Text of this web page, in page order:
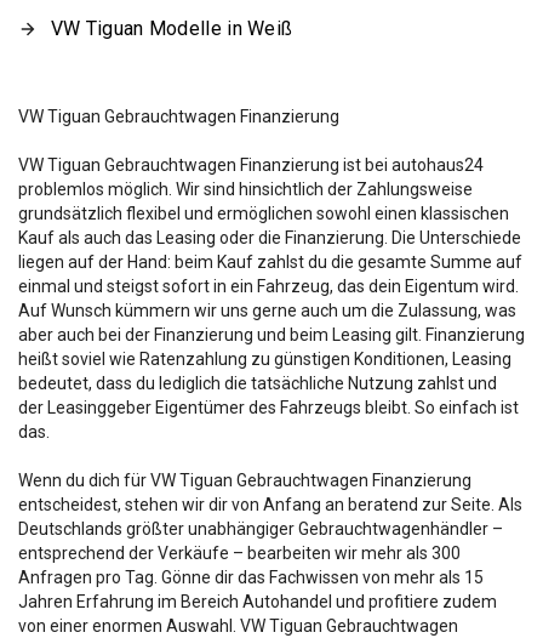
VW Tiguan Modelle in Weiß
VW Tiguan Gebrauchtwagen Finanzierung
VW Tiguan Gebrauchtwagen Finanzierung ist bei autohaus24
problemlos möglich. Wir sind hinsichtlich der Zahlungsweise
grundsätzlich flexibel und ermöglichen sowohl einen klassischen
Kauf als auch das Leasing oder die Finanzierung. Die Unterschiede
liegen auf der Hand: beim Kauf zahlst du die gesamte Summe auf
einmal und steigst sofort in ein Fahrzeug, das dein Eigentum wird.
Auf Wunsch kümmern wir uns gerne auch um die Zulassung, was
aber auch bei der Finanzierung und beim Leasing gilt. Finanzierung
heißt soviel wie Ratenzahlung zu günstigen Konditionen, Leasing
bedeutet, dass du lediglich die tatsächliche Nutzung zahlst und
der Leasinggeber Eigentümer des Fahrzeugs bleibt. So einfach ist
das.
Wenn du dich für VW Tiguan Gebrauchtwagen Finanzierung
entscheidest, stehen wir dir von Anfang an beratend zur Seite. Als
Deutschlands größter unabhängiger Gebrauchtwagenhändler –
entsprechend der Verkäufe – bearbeiten wir mehr als 300
Anfragen pro Tag. Gönne dir das Fachwissen von mehr als 15
Jahren Erfahrung im Bereich Autohandel und profitiere zudem
von einer enormen Auswahl. VW Tiguan Gebrauchtwagen